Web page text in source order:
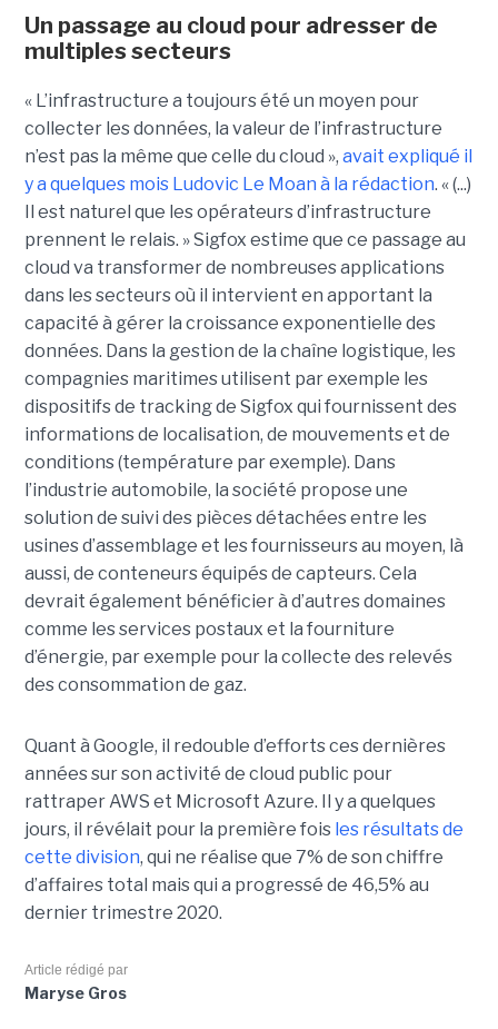
Un passage au cloud pour adresser de
multiples secteurs
« L’infrastructure a toujours été un moyen pour
collecter les données, la valeur de l’infrastructure
n’est pas la même que celle du cloud », avait expliqué il
y a quelques mois Ludovic Le Moan à la rédaction. « (...)
Il est naturel que les opérateurs d’infrastructure
prennent le relais. »Sigfox estime que ce passage au
cloud va transformer de nombreuses applications
dans les secteurs où il intervient en apportant la
capacité à gérer la croissance exponentielle des
données. Dans la gestion de la chaîne logistique, les
compagnies maritimes utilisent par exemple les
dispositifs de tracking de Sigfox qui fournissent des
informations de localisation, de mouvements et de
conditions (température par exemple). Dans
l’industrie automobile, la société propose une
solution de suivi des pièces détachées entre les
usines d’assemblage et les fournisseurs au moyen, là
aussi, de conteneurs équipés de capteurs. Cela
devrait également bénéficier à d’autres domaines
comme les services postaux et la fourniture
d’énergie, par exemple pour la collecte des relevés
des consommation de gaz.
Quant à Google, il redouble d’efforts ces dernières
années sur son activité de cloud public pour
rattraper AWS et Microsoft Azure. Il y a quelques
jours, il révélait pour la première fois les résultats de
cette division, qui ne réalise que 7% de son chiffre
d’affaires total mais qui a progressé de 46,5% au
dernier trimestre 2020.
Article rédigé par
Maryse Gros